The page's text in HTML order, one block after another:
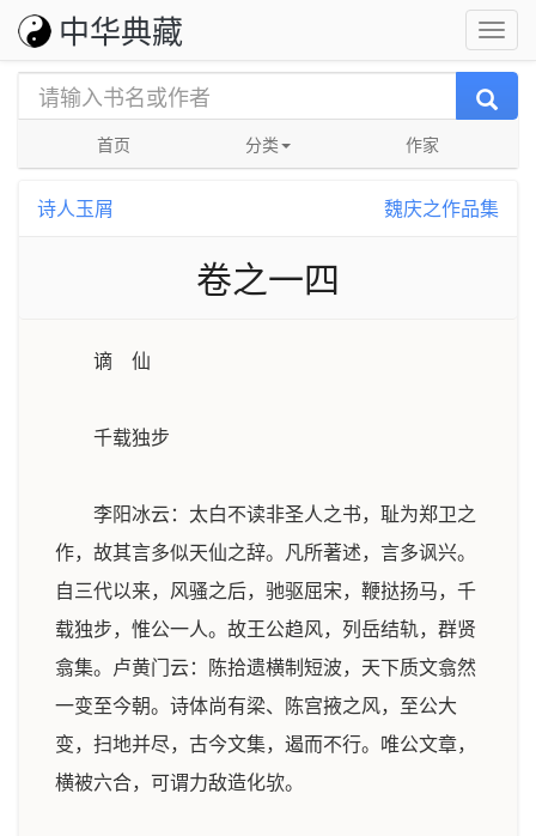
中华典藏
首页 分类 作家
诗人玉屑 魏庆之作品集
卷之一四
谪 仙
千载独步
李阳冰云：太白不读非圣人之书，耻为郑卫之
作，故其言多似天仙之辞。凡所著述，言多讽兴。
自三代以来，风骚之后，驰驱屈宋，鞭挞扬马，千
载独步，惟公一人。故王公趋风，列岳结轨，群贤
翕集。卢黄门云：陈拾遗横制短波，天下质文翕然
一变至今朝。诗体尚有梁、陈宫掖之风，至公大
变，扫地并尽，古今文集，遏而不行。唯公文章，
横被六合，可谓力敌造化欤。